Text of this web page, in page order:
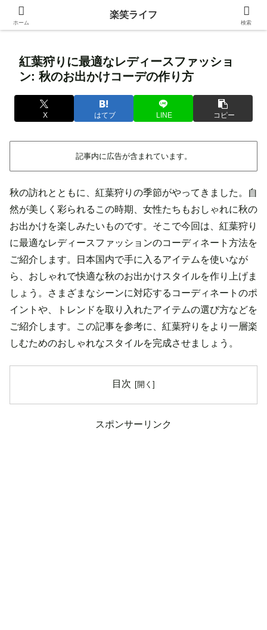
身近な生活の中にある価値ある情報を発信！
紅葉狩りに最適なレディースファッショ
ン: 秋のお出かけコーデの作り方
X はてブ LINE コピー
記事内に広告が含まれています。
秋の訪れとともに、紅葉狩りの季節がやってきました。自
然が美しく彩られるこの時期、女性たちもおしゃれに秋の
お出かけを楽しみたいものです。そこで今回は、紅葉狩り
に最適なレディースファッションのコーディネート方法を
ご紹介します。日本国内で手に入るアイテムを使いなが
ら、おしゃれで快適な秋のお出かけスタイルを作り上げま
しょう。さまざまなシーンに対応するコーディネートのポ
イントや、トレンドを取り入れたアイテムの選び方などを
ご紹介します。この記事を参考に、紅葉狩りをより一層楽
しむためのおしゃれなスタイルを完成させましょう。
目次
スポンサーリンク
ホーム
楽笑ライフ
検索